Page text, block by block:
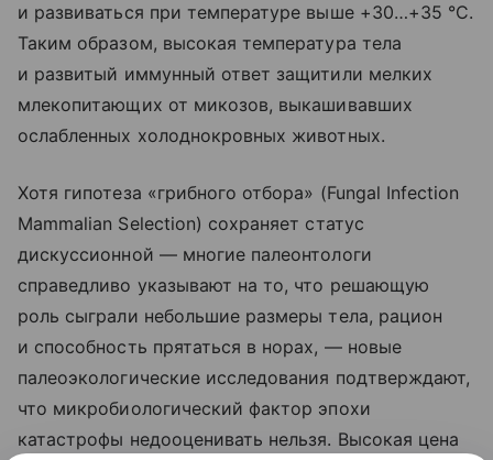
и развиваться при температуре выше +30…+35 °C.
Таким образом, высокая температура тела
и развитый иммунный ответ защитили мелких
млекопитающих от микозов, выкашивавших
ослабленных холоднокровных животных.
Хотя гипотеза «грибного отбора» (Fungal Infection
Mammalian Selection) сохраняет статус
дискуссионной — многие палеонтологи
справедливо указывают на то, что решающую
роль сыграли небольшие размеры тела, рацион
и способность прятаться в норах, — новые
палеоэкологические исследования подтверждают,
что микробиологический фактор эпохи
катастрофы недооценивать нельзя. Высокая цена